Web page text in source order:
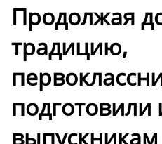
Продолжая
традицию,
подготовили
выпускникам